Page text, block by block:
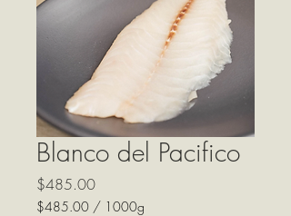
Blanco del Pacifico
$485.00Precio
$485.00 / 1000g